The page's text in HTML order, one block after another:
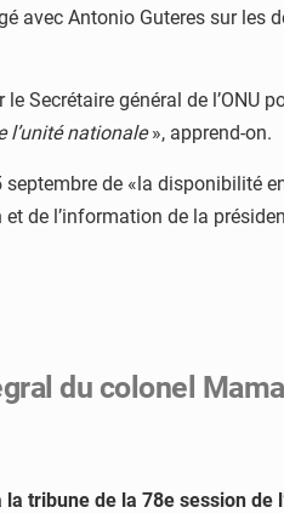
avec Antonio Guteres sur
général de l’ONU
l’unité nationale», apprend-on.
de «la
de l’information de la
du colonel
tribune de la 78e session de